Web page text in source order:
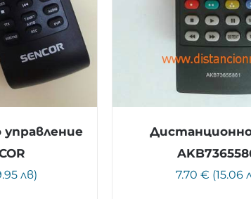
лв)
Дистанционно
7.70 € (15.06